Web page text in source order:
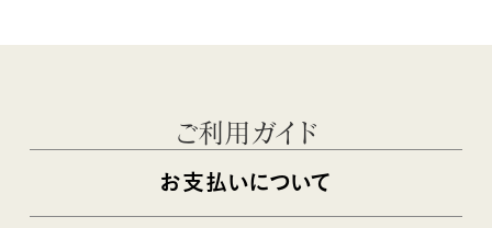
ご利用ガイド
お支払いについて